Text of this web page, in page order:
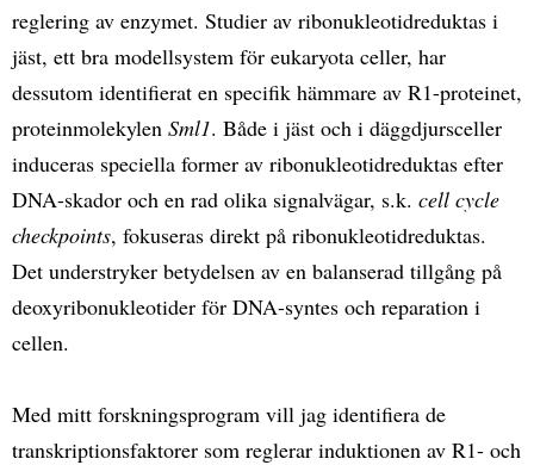
reglering av enzymet. Studier av ribonukleotidreduktas i
jäst, ett bra modellsystem för eukaryota celler, har
dessutom identifierat en specifik hämmare av R1-proteinet,
proteinmolekylen Sml1. Både i jäst och i däggdjursceller
induceras speciella former av ribonukleotidreduktas efter
DNA-skador och en rad olika signalvägar, s.k. cell cycle
checkpoints, fokuseras direkt på ribonukleotidreduktas.
Det understryker betydelsen av en balanserad tillgång på
deoxyribonukleotider för DNA-syntes och reparation i
cellen.
Med mitt forskningsprogram vill jag identifiera de
transkriptionsfaktorer som reglerar induktionen av R1- och